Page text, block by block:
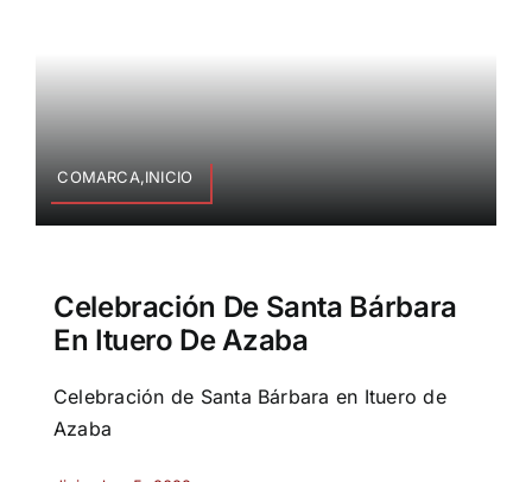
COMARCA,INICIO
Celebración De Santa Bárbara
En Ituero De Azaba
Celebración de Santa Bárbara en Ituero de
Azaba